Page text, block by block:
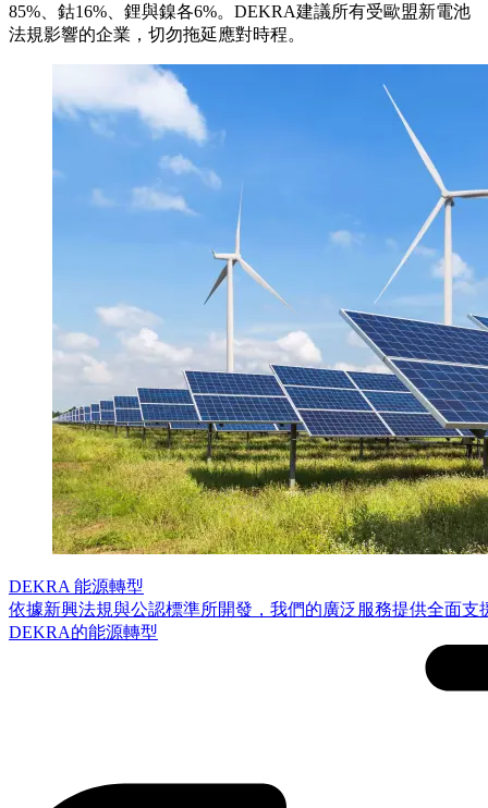
85%、鈷16%、鋰與鎳各6%。DEKRA建議所有受歐盟新電池
法規影響的企業，切勿拖延應對時程。
DEKRA 能源轉型
依據新興法規與公認標準所開發，我們的廣泛服務提供全面支
DEKRA的能源轉型